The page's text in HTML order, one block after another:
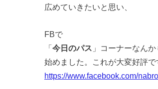
広めていきたいと思い、
FBで
「今日のパス 」コーナーなんか
始めました。これが大変好評で
https://www.facebook.com/